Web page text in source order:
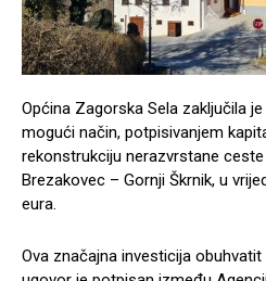
Općina Zagorska Sela zaključila
mogući način, potpisivanjem
rekonstrukciju nerazvrstane
Brezakovec – Gornji Škrnik, u
eura.
Ova značajna investicija